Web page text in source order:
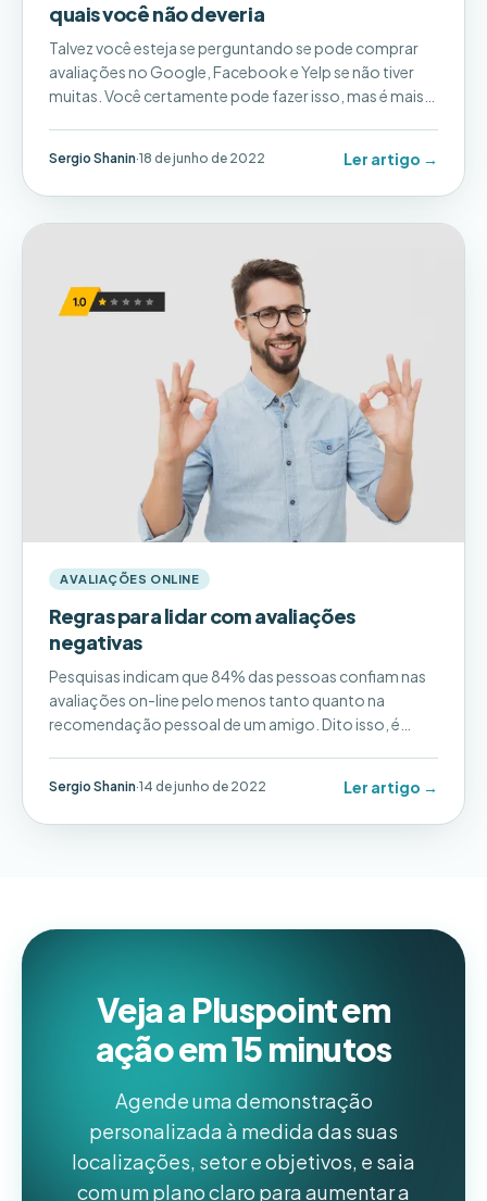
quais você não deveria
Talvez você esteja se perguntando se pode comprar
avaliações no Google, Facebook e Yelp se não tiver
muitas. Você certamente pode fazer isso, mas é mais
por que...
Sergio Shanin·18 de junho de 2022 Ler artigo →
AVALIAÇÕES ONLINE
Regras para lidar com avaliações
negativas
Pesquisas indicam que 84% das pessoas confiam nas
avaliações on-line pelo menos tanto quanto na
recomendação pessoal de um amigo. Dito isso, é
adequadamente.
Sergio Shanin·14 de junho de 2022 Ler artigo →
Veja a Pluspoint em
ação em 15 minutos
Agende uma demonstração
personalizada à medida das suas
localizações, setor e objetivos, e saia
com um plano claro para aumentar a